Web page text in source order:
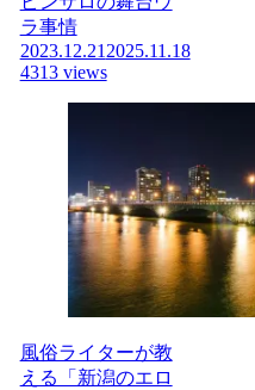
ラ事情
2023.12.21 2025.11.18
4313 views
風俗ライターが教
える「新潟のエロ